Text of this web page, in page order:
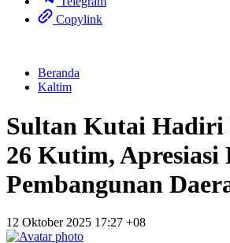
Copylink
Beranda
Kaltim
Sultan Kutai Hadiri
26 Kutim, Apresiasi
Pembangunan
12 Oktober 2025 17:27 +08